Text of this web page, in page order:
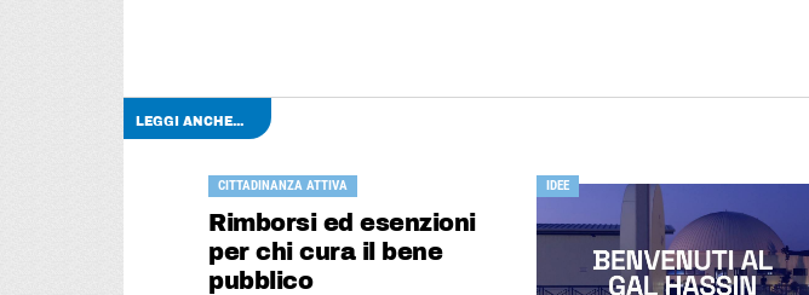
LEGGI ANCHE...
CITTADINANZA ATTIVA
Rimborsi ed esenzioni
per chi cura il bene
pubblico
IDEE